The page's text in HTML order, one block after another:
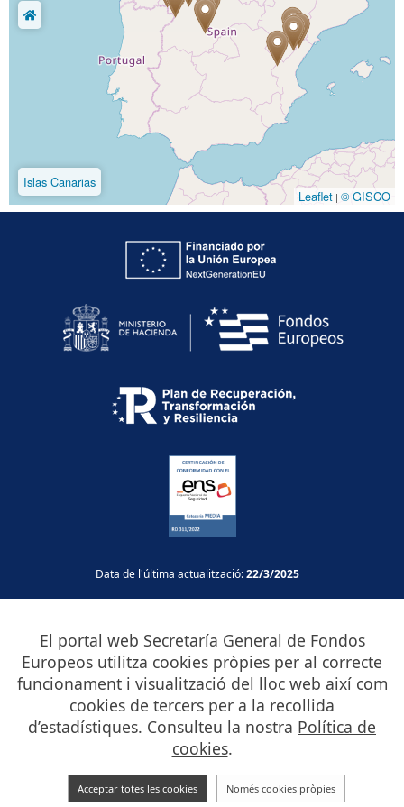
El portal web Secretaría General de Fondos
Europeos utilitza cookies pròpies per al correcte
funcionament i visualització del lloc web així com
cookies de tercers per a la recollida
d’estadístiques. Consulteu la nostra Política de
cookies.
Acceptar totes les cookies Només cookies pròpies
Islas Canarias
Leaflet | © GISCO
Data de l'última actualització:22/3/2025
Accessibilitat
Protecció de dades
Guia de navegació
Mapa Web
Seu electrònica del Ministeri d'Hisenda